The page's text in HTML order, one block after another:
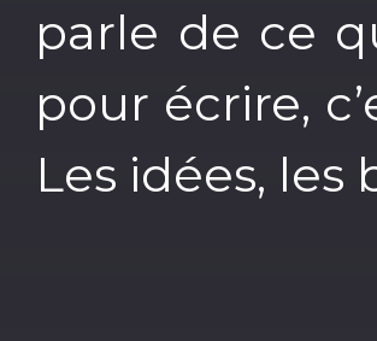
parle de ce
pour écrire,
Les idées,